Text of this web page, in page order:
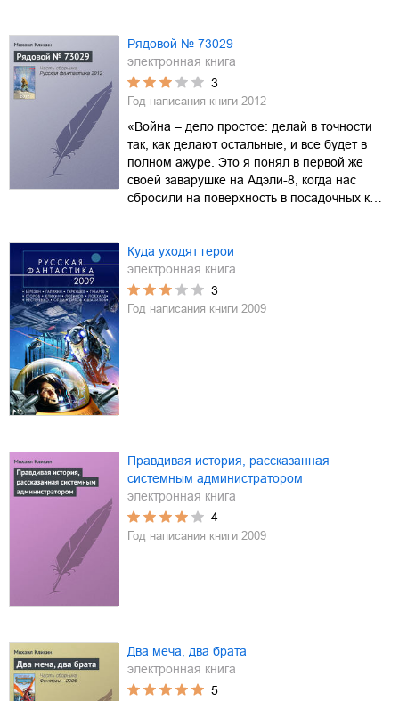
Рядовой № 73029
электронная книга
3
Год написания книги 2012
«Война – дело простое: делай в точности
так, как делают остальные, и все будет в
полном ажуре. Это я понял в первой же
своей заварушке на Адэли-8, когда нас
сбросили на поверхность в посадочных к…
Куда уходят герои
электронная книга
3
Год написания книги 2009
Правдивая история, рассказанная
системным администратором
электронная книга
4
Год написания книги 2009
Два меча, два брата
электронная книга
5